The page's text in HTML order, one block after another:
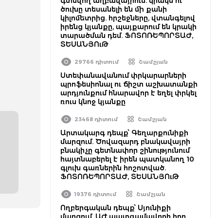
ծուխը տեսանելի են մի քանի
կիլոմետրից. հրշեջները, վտանգելով
իրենց կյանքը, պայքարում են կրակի
տարածման դեմ. ՖՈՏՈՌԵՊՈՐՏԱԺ,
ՏԵՍԱՆՅՈւԹ
29766 դիտում Շամշյան
Ստեփանավանում փրկարարների
պրոֆեսիոնալ ու ճիշտ աշխատանքի
արդյունքում հնարավոր է եղել փրկել
ռուս կնոջ կյանքը
23468 դիտում Շամշյան
Արտակարգ դեպք՝ Գեղարքունիքի
մարզում. Ծովազարդ բնակավայրի
բնակիչը գետնափոր շինությունում
հայտնաբերել է իրեն պատկանող 10
գլուխ գառներին հոշոտված.
ՖՈՏՈՌԵՊՈՐՏԱԺ, ՏԵՍԱՆՅՈւԹ
19376 դիտում Շամշյան
Ողբերգական դեպք՝ Սյունիքի